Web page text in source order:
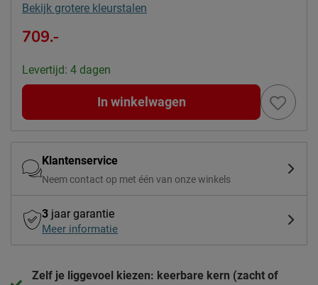
Bekijk grotere kleurstalen
709.-
Levertijd: 4 dagen
In winkelwagen
Klantenservice
Neem contact op met één van onze winkels
3 jaar garantie
Meer informatie
Zelf je liggevoel kiezen: keerbare kern (zacht of